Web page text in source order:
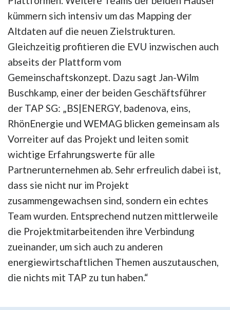
kümmern sich intensiv um das Mapping der
Altdaten auf die neuen Zielstrukturen.
Gleichzeitig profitieren die EVU inzwischen auch
abseits der Plattform vom
Gemeinschaftskonzept. Dazu sagt Jan-Wilm
Buschkamp, einer der beiden Geschäftsführer
der TAP SG: „BS|ENERGY, badenova, eins,
RhönEnergie und WEMAG blicken gemeinsam als
Vorreiter auf das Projekt und leiten somit
wichtige Erfahrungswerte für alle
Partnerunternehmen ab. Sehr erfreulich dabei ist,
dass sie nicht nur im Projekt
zusammengewachsen sind, sondern ein echtes
Team wurden. Entsprechend nutzen mittlerweile
die Projektmitarbeitenden ihre Verbindung
zueinander, um sich auch zu anderen
energiewirtschaftlichen Themen auszutauschen,
die nichts mit TAP zu tun haben.“